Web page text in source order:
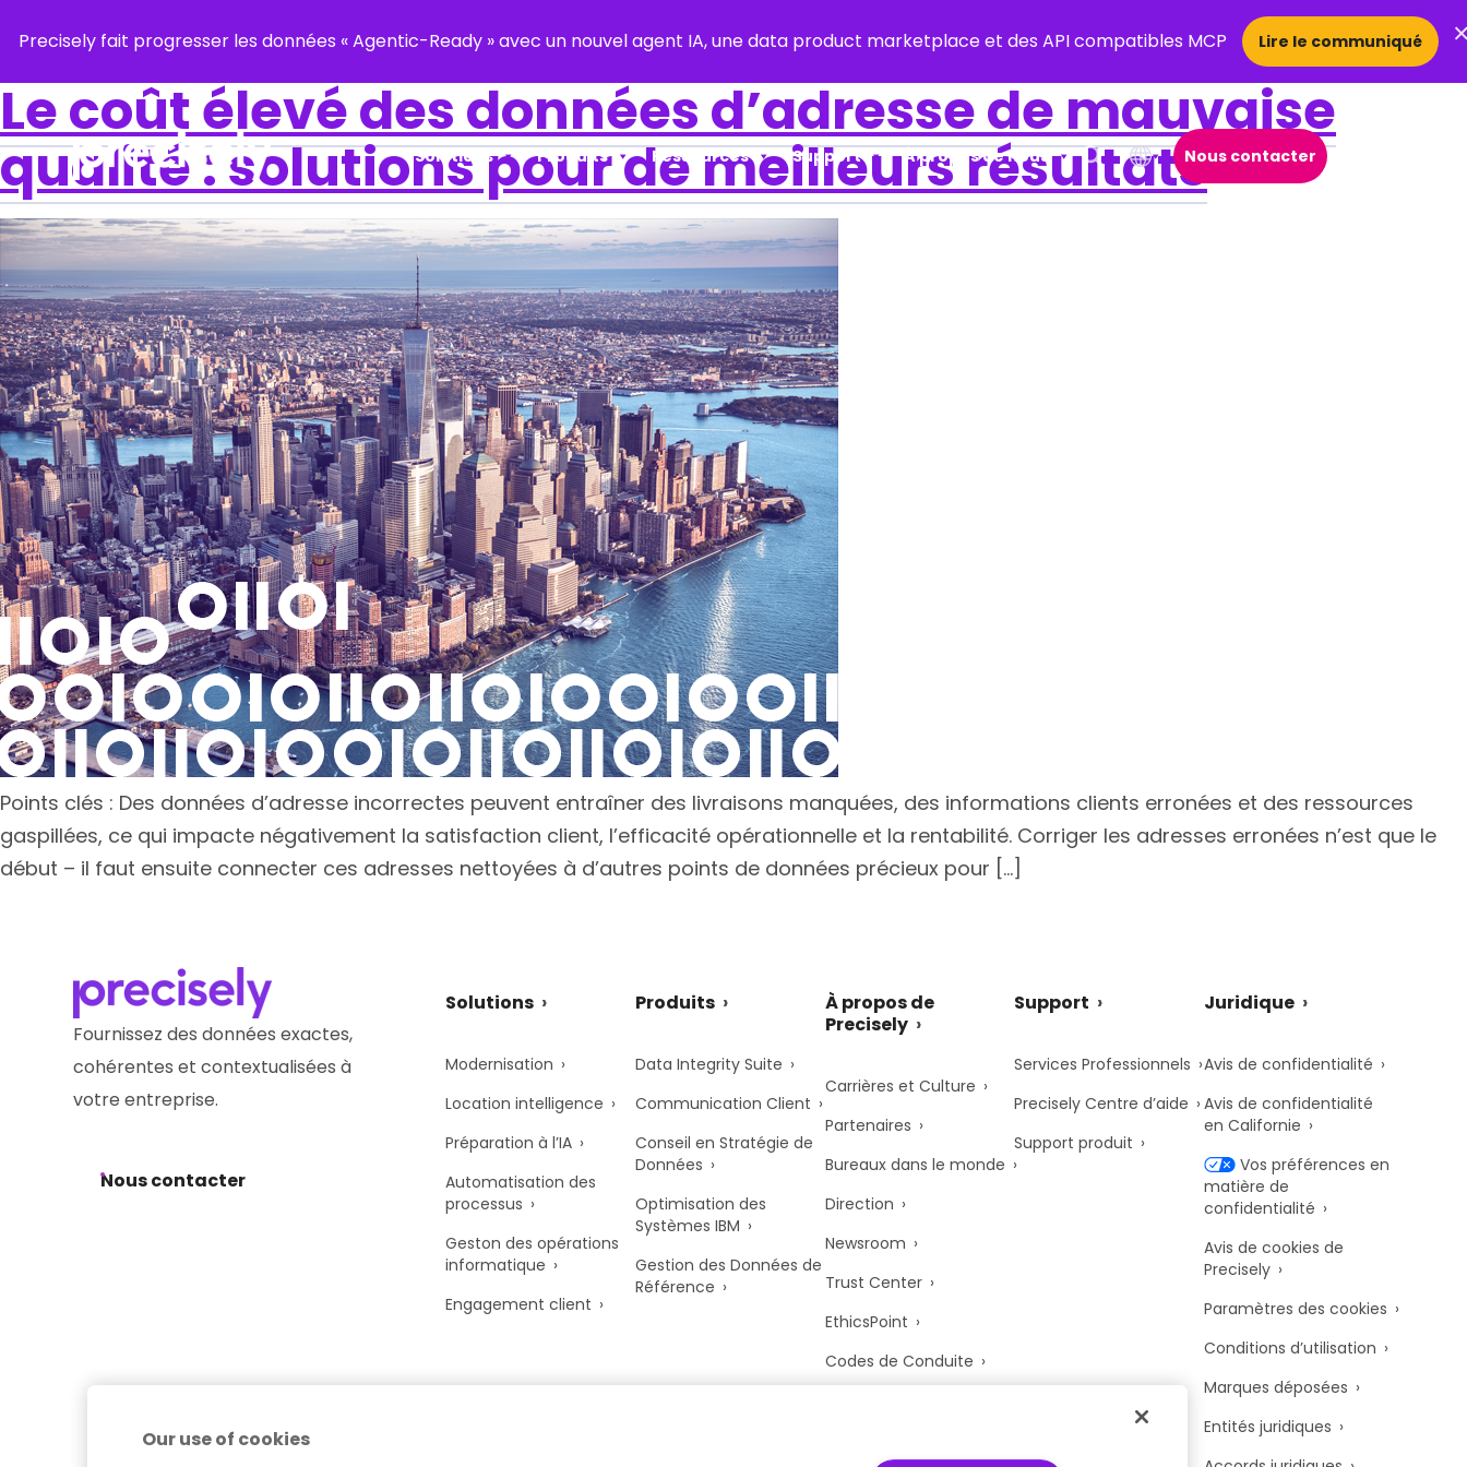
Precisely fait progresser les données « Agentic-Ready » avec un nouvel agent IA, une data product marketplace et des API compatibles MCP Lire le communiqué
Solutions Produits Ressources Support
À propos de nous
Open Search Popup
Nous contacter
Le coût élevé des données d’adresse de mauvaise
qualité : solutions pour de meilleurs résultats
Points clés : Des données d’adresse incorrectes peuvent entraîner des livraisons manquées, des informations clients erronées et des ressources
gaspillées, ce qui impacte négativement la satisfaction client, l’efficacité opérationnelle et la rentabilité. Corriger les adresses erronées n’est que le
début – il faut ensuite connecter ces adresses nettoyées à d’autres points de données précieux pour […]
Fournissez des données exactes,
cohérentes et contextualisées à
votre entreprise.
Nous contacter
Solutions
Modernisation
Location intelligence
Préparation à l’IA
Automatisation des
processus
Geston des opérations
informatique
Engagement client
Produits
Data Integrity Suite
Communication Client
Conseil en Stratégie de
Données
Optimisation des
Systèmes IBM
Gestion des Données de
Référence
À propos de
Precisely
Carrières et Culture
Partenaires
Bureaux dans le monde
Direction
Newsroom
Trust Center
EthicsPoint
Codes de Conduite
Support
Services Professionnels
Precisely Centre d’aide
Support produit
Juridique
Avis de confidentialité
Avis de confidentialité
en Californie
Vos préférences en
matière de
confidentialité
Avis de cookies de
Precisely
Paramètres des cookies
Conditions d’utilisation
Marques déposées
Entités juridiques
Our use of cookies